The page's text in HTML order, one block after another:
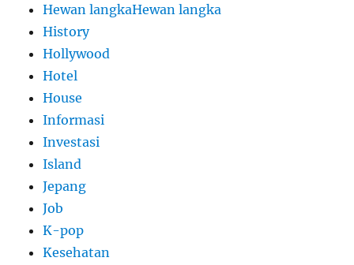
Hewan langkaHewan langka
History
Hollywood
Hotel
House
Informasi
Investasi
Island
Jepang
Job
K-pop
Kesehatan